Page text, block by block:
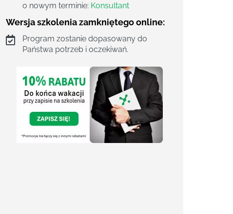
o nowym terminie: Konsultant
Wersja szkolenia zamkniętego online:
Program zostanie dopasowany do
Państwa potrzeb i oczekiwań.